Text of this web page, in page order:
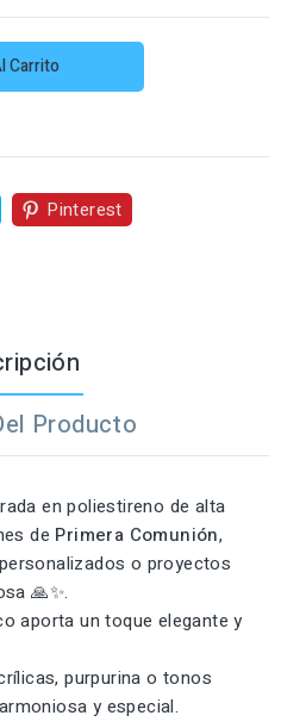
Carrito
Pinterest
Producto
en poliestireno de alta
de Primera Comunión,
o proyectos
🙏✨.
aporta un toque elegante y
purpurina o tonos
y especial.